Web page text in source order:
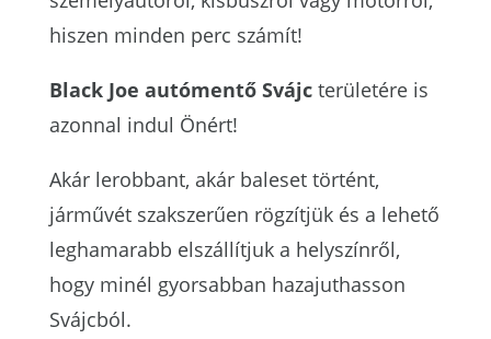
hiszen minden perc számít!
Black Joe autómentő Svájc területére is
azonnal indul Önért!
Akár lerobbant, akár baleset történt,
járművét szakszerűen rögzítjük és a lehető
leghamarabb elszállítjuk a helyszínről,
hogy minél gyorsabban hazajuthasson
Svájcból.